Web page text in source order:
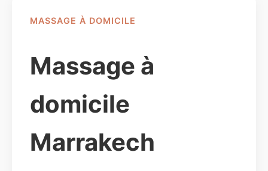
MASSAGE À DOMICILE
Massage à
domicile
Marrakech